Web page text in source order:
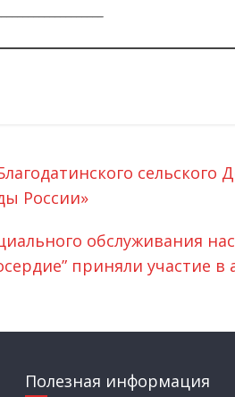
сельского
России»
обслуживания
приняли участие в
Полезная информация